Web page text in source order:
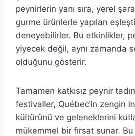
peynirlerin yanı sıra, yerel
gurme ürünlerle yapılan
deneyebilirler. Bu etkinlikler,
yiyecek değil, aynı zamanda
olduğunu gösterir.
Tamamen katkısız peynir
festivaller, Québec’in zengin
kültürünü ve geleneklerini
mükemmel bir fırsat sunar.